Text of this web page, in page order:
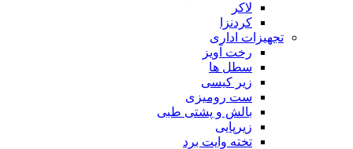
لاکر
کردنزا
تجهیزات اداری
رخت آویز
سطل ها
زیر کیسی
ست رومیزی
بالش و پشتی طبی
زیرپایی
تخته وایت برد